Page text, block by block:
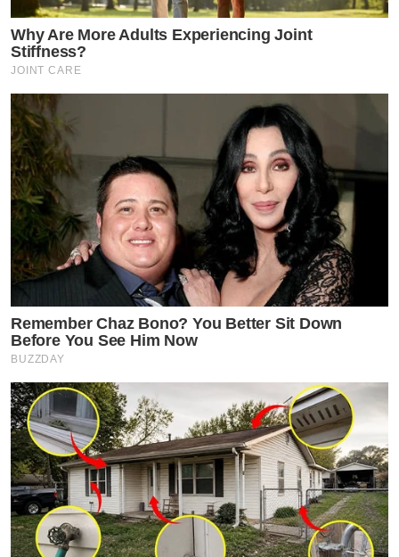
Why Are More Adults Experiencing Joint
Stiffness?
JOINT CARE
Remember Chaz Bono? You Better Sit Down
Before You See Him Now
BUZZDAY